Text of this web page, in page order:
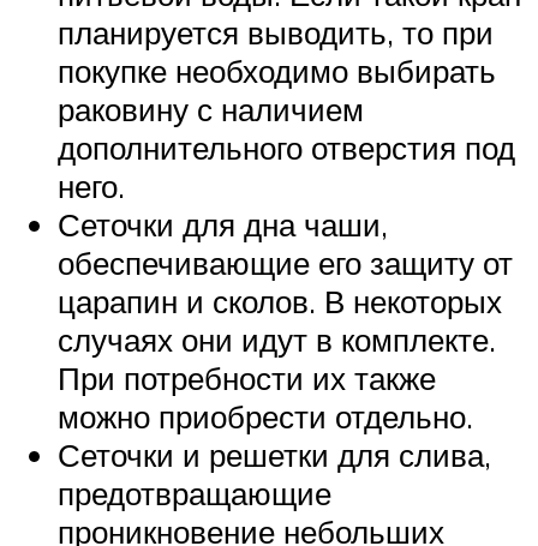
планируется выводить, то при
покупке необходимо выбирать
раковину с наличием
дополнительного отверстия под
него.
Сеточки для дна чаши,
обеспечивающие его защиту от
царапин и сколов. В некоторых
случаях они идут в комплекте.
При потребности их также
можно приобрести отдельно.
Сеточки и решетки для слива,
предотвращающие
проникновение небольших